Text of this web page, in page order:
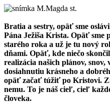
Bratia a sestry, opäť sme
Pána Ježiša Krista. Opäť sme
starého roka a už je tu nový
dňami. Opäť, kde niečo
realizácia našich plánov,
dosiahnutiu krásneho a
opäť začať túžiť po Kristovi.
nemu. To je náš cieľ, cieľ
človeka.